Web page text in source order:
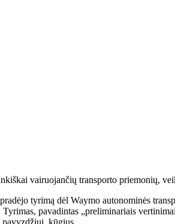
vairuojančių transporto priemonių,
tyrimą dėl Waymo autonominės
pavadintas „preliminariais
pavyzdžiui, kūgius.